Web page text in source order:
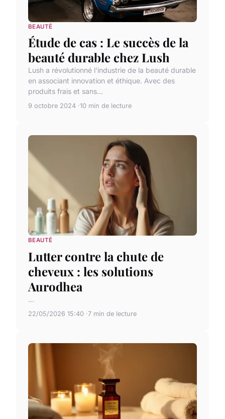
BEAUTÉ
Étude de cas : Le succès de la
beauté durable chez Lush
Lush a révolutionné l'industrie de la beauté durable
en associant innovation et éthique. Avec des
produits frais et sans...
9 octobre 2024 10 min de lecture
BEAUTÉ
Lutter contre la chute de
cheveux : les solutions
Aurodhea
...
22/05/2026 15:40 7 min de lecture